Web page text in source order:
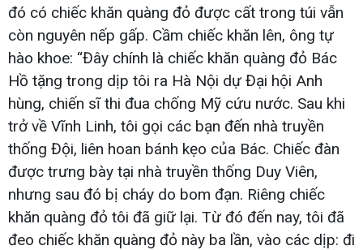
đó có chiếc khăn quàng đỏ được cất trong túi vẫn
còn nguyên nếp gấp. Cầm chiếc khăn lên, ông tự
hào khoe: “Đây chính là chiếc khăn quàng đỏ Bác
Hồ tặng trong dịp tôi ra Hà Nội dự Đại hội Anh
hùng, chiến sĩ thi đua chống Mỹ cứu nước. Sau khi
trở về Vĩnh Linh, tôi gọi các bạn đến nhà truyền
thống Đội, liên hoan bánh kẹo của Bác. Chiếc đàn
được trưng bày tại nhà truyền thống Duy Viên,
nhưng sau đó bị cháy do bom đạn. Riêng chiếc
khăn quàng đỏ tôi đã giữ lại. Từ đó đến nay, tôi đã
đeo chiếc khăn quàng đỏ này ba lần, vào các dịp: đi